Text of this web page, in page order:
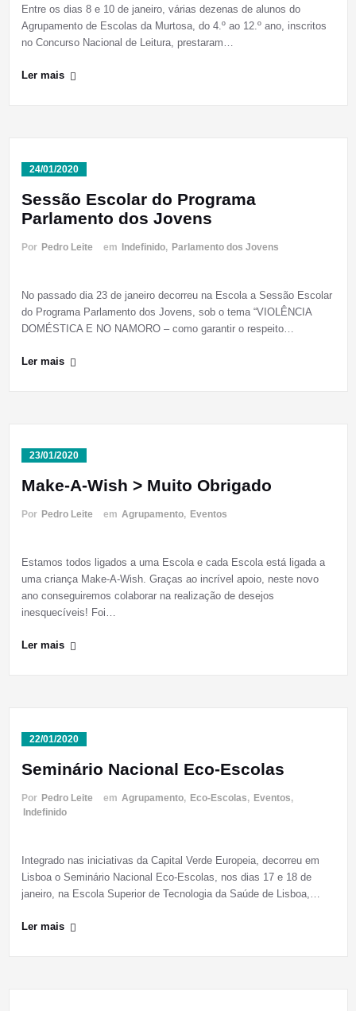
Entre os dias 8 e 10 de janeiro, várias dezenas de alunos do
Agrupamento de Escolas da Murtosa, do 4.º ao 12.º ano, inscritos
no Concurso Nacional de Leitura, prestaram…
Ler mais
24/01/2020
Sessão Escolar do Programa
Parlamento dos Jovens
Por Pedro Leite em Indefinido, Parlamento dos Jovens
No passado dia 23 de janeiro decorreu na Escola a Sessão Escolar
do Programa Parlamento dos Jovens, sob o tema “VIOLÊNCIA
DOMÉSTICA E NO NAMORO – como garantir o respeito…
Ler mais
23/01/2020
Make-A-Wish > Muito Obrigado
Por Pedro Leite em Agrupamento, Eventos
Estamos todos ligados a uma Escola e cada Escola está ligada a
uma criança Make-A-Wish. Graças ao incrível apoio, neste novo
ano conseguiremos colaborar na realização de desejos
inesquecíveis! Foi…
Ler mais
22/01/2020
Seminário Nacional Eco-Escolas
Por Pedro Leite em Agrupamento, Eco-Escolas, Eventos,
Indefinido
Integrado nas iniciativas da Capital Verde Europeia, decorreu em
Lisboa o Seminário Nacional Eco-Escolas, nos dias 17 e 18 de
janeiro, na Escola Superior de Tecnologia da Saúde de Lisboa,…
Ler mais